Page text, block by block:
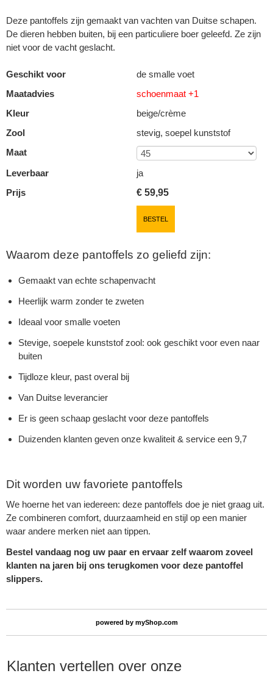
Deze pantoffels zijn gemaakt van vachten van Duitse schapen.
De dieren hebben buiten, bij een particuliere boer geleefd. Ze zijn
niet voor de vacht geslacht.
Geschikt voor
de smalle voet
Maatadvies
schoenmaat +1
Kleur
beige/crème
Zool
stevig, soepel kunststof
Maat
Leverbaar
ja
Prijs
€ 59,95
BESTEL
Waarom deze pantoffels zo geliefd zijn:
Gemaakt van echte schapenvacht
Heerlijk warm zonder te zweten
Ideaal voor smalle voeten
Stevige, soepele kunststof zool: ook geschikt voor even naar
buiten
Tijdloze kleur, past overal bij
Van Duitse leverancier
Er is geen schaap geslacht voor deze pantoffels
Duizenden klanten geven onze kwaliteit & service een 9,7
Dit worden uw favoriete pantoffels
We hoerne het van iedereen: deze pantoffels doe je niet graag uit.
Ze combineren comfort, duurzaamheid en stijl op een manier
waar andere merken niet aan tippen.
Bestel vandaag nog uw paar en ervaar zelf waarom zoveel
klanten na jaren bij ons terugkomen voor deze pantoffel
slippers.
powered by myShop.com
Klanten vertellen over onze